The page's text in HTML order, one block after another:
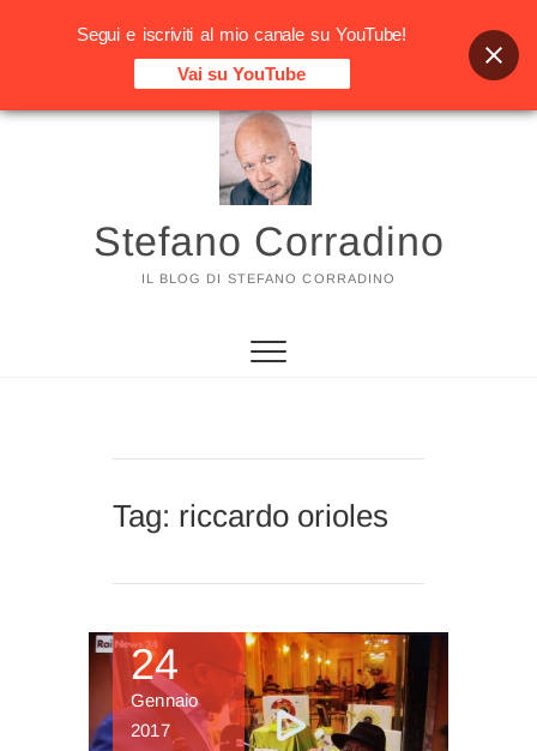
Vai
Stefano Corradino
IL BLOG DI STEFANO CORRADINO
Tag: riccardo orioles
24
Gennaio
2017
Segui e iscriviti al mio canale su YouTube!
Vai su YouTube